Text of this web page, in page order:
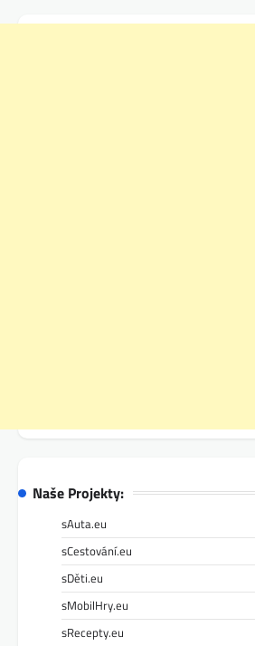
Naše Projekty:
sAuta.eu
sCestování.eu
sDěti.eu
sMobilHry.eu
sRecepty.eu